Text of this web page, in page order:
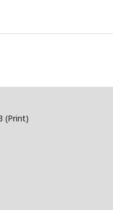
(Print)